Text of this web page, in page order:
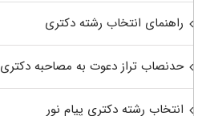
راهنمای انتخاب رشته دکتری
حدنصاب تراز دعوت به مصاحبه دکتری
انتخاب رشته دکتری پیام نور